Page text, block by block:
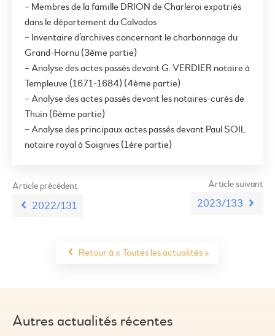
– Membres de la famille DRION de Charleroi expatriés
dans le département du Calvados
– Inventaire d’archives concernant le charbonnage du
Grand-Hornu (3ème partie)
– Analyse des actes passés devant G. VERDIER notaire à
Templeuve (1671-1684) (4ème partie)
– Analyse des actes passés devant les notaires-curés de
Thuin (6ème partie)
– Analyse des principaux actes passés devant Paul SOIL
notaire royal à Soignies (1ère partie)
Article précédent
2022/131
Article suivant
2023/133
Retour à « Toutes les actualités »
Autres actualités récentes